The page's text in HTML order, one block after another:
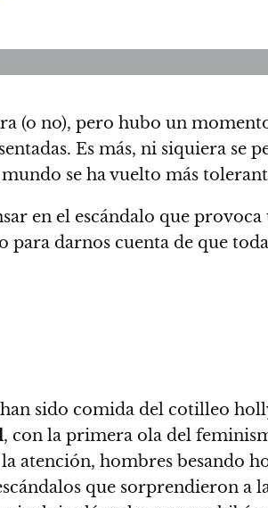
(o no), pero hubo un
Es más, ni siquiera se
se ha vuelto más
en el escándalo que
para darnos cuenta de que
sido comida del cotilleo
, con la primera ola del
atención, hombres besando
que sorprendieron a